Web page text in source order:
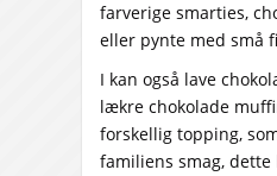
farverige smarties,
eller pynte med små
I kan også lave
lækre chokolade
forskellig topping,
familiens smag,